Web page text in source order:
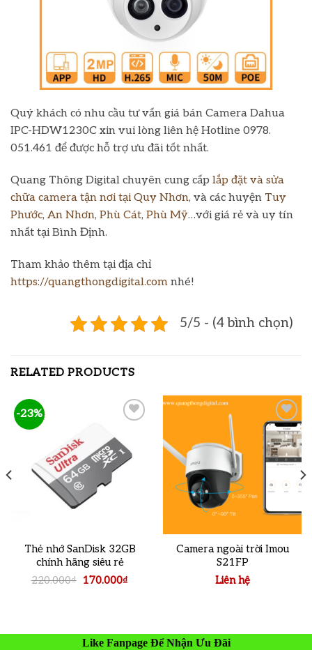
Quý khách có nhu cầu tư vấn giá bán Camera Dahua
IPC-HDW1230C xin vui lòng liên hệ Hotline 0978.
051.461 để được hỗ trợ ưu đãi tốt nhất.
Quang Thông Digital chuyên cung cấp lắp đặt và sửa
chữa camera tận nơi tại Quy Nhơn, và các huyện Tuy
Phước, An Nhơn, Phù Cát, Phù Mỹ…với giá rẻ và uy tín
nhất tại Bình Định.
Tham khảo thêm tại địa chỉ
https://quangthongdigital.com nhé!
5/5 - (4 bình chọn)
RELATED PRODUCTS
-23%
Add to
wishlist
Thẻ nhớ SanDisk 32GB
chính hãng siêu rẻ
220.000₫ Original
170.000₫
Add to
wishlist
Camera ngoài trời Imou
S21FP
Liên hệ
Like Fanpage Để Nhận Ưu Đãi